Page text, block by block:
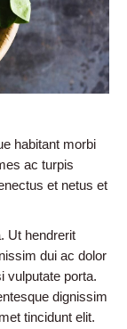
habitant morbi
ac turpis
et netus et
Ut hendrerit
dui ac dolor
vulputate porta.
dignissim
tincidunt elit.